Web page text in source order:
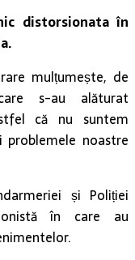
distorsionata în
mulțumește, de
s-au alăturat
că nu suntem
noastre
și Poliției
în care au